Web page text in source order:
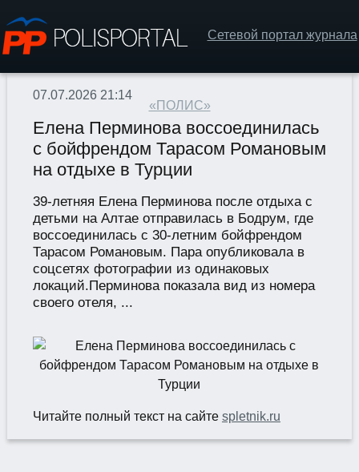
Сетевой портал журнала
«ПОЛИС»
07.07.2026 21:14
Елена Перминова воссоединилась
с бойфрендом Тарасом Романовым
на отдыхе в Турции
39-летняя Елена Перминова после отдыха с
детьми на Алтае отправилась в Бодрум, где
воссоединилась с 30-летним бойфрендом
Тарасом Романовым. Пара опубликовала в
соцсетях фотографии из одинаковых
локаций.Перминова показала вид из номера
своего отеля, ...
Читайте полный текст на сайте spletnik.ru